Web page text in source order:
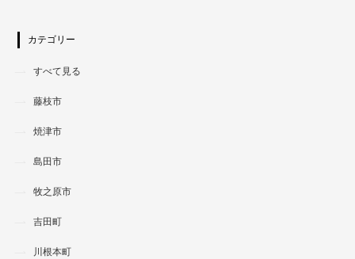
カテゴリー
すべて見る
藤枝市
焼津市
島田市
牧之原市
吉田町
川根本町